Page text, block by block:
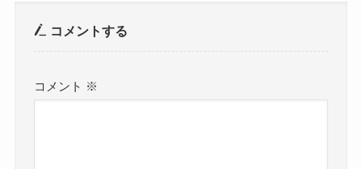
コメントする
コメント ※